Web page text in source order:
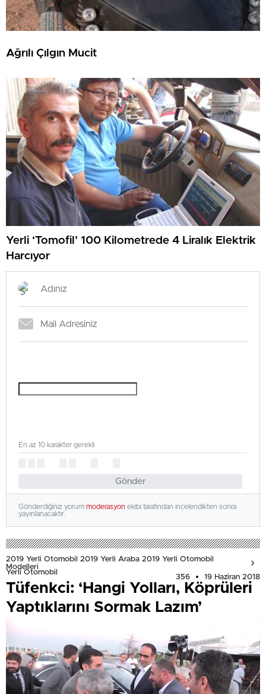
Ağrılı Çılgın Mucit
Yerli ‘Tomofil’ 100 Kilometrede 4 Liralık Elektrik
Harcıyor
Gönder
En az 10 karakter gerekli
Gönderdiğiniz yorum moderasyon ekibi tarafından incelendikten sonra
yayınlanacaktır.
2019 Yerli Otomobil 2019 Yerli Araba 2019 Yerli Otomobil
Modelleri
Yerli Otomobil
356 19 Haziran 2018
Tüfenkci: ‘Hangi Yolları, Köprüleri
Yaptıklarını Sormak Lazım’